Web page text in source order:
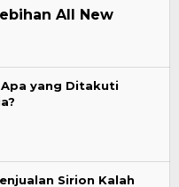
All New
Apa yang Ditakuti
Sirion Kalah